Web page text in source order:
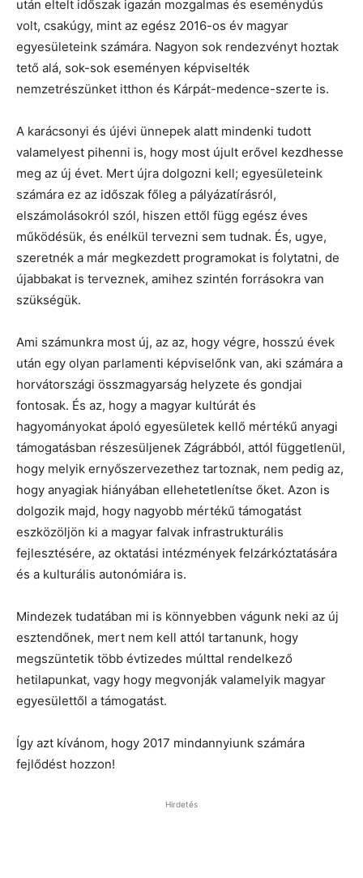
után eltelt időszak igazán mozgalmas és eseménydús
volt, csakúgy, mint az egész 2016-os év magyar
egyesületeink számára. Nagyon sok rendezvényt hoztak
tető alá, sok-sok eseményen képviselték
nemzetrészünket itthon és Kárpát-medence-szerte is.
A karácsonyi és újévi ünnepek alatt mindenki tudott
valamelyest pihenni is, hogy most újult erővel kezdhesse
meg az új évet. Mert újra dolgozni kell; egyesületeink
számára ez az időszak főleg a pályázatírásról,
elszámolásokról szól, hiszen ettől függ egész éves
működésük, és enélkül tervezni sem tudnak. És, ugye,
szeretnék a már megkezdett programokat is folytatni, de
újabbakat is terveznek, amihez szintén forrásokra van
szükségük.
Ami számunkra most új, az az, hogy végre, hosszú évek
után egy olyan parlamenti képviselőnk van, aki számára a
horvátországi összmagyarság helyzete és gondjai
fontosak. És az, hogy a magyar kultúrát és
hagyományokat ápoló egyesületek kellő mértékű anyagi
támogatásban részesüljenek Zágrábból, attól függetlenül,
hogy melyik ernyőszervezethez tartoznak, nem pedig az,
hogy anyagiak hiányában ellehetetlenítse őket. Azon is
dolgozik majd, hogy nagyobb mértékű támogatást
eszközöljön ki a magyar falvak infrastrukturális
fejlesztésére, az oktatási intézmények felzárkóztatására
és a kulturális autonómiára is.
Mindezek tudatában mi is könnyebben vágunk neki az új
esztendőnek, mert nem kell attól tartanunk, hogy
megszüntetik több évtizedes múlttal rendelkező
hetilapunkat, vagy hogy megvonják valamelyik magyar
egyesülettől a támogatást.
Így azt kívánom, hogy 2017 mindannyiunk számára
fejlődést hozzon!
Hirdetés